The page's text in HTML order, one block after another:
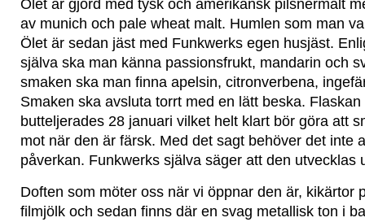
Ölet är gjord med tysk och amerikansk pilsnermalt
av munich och pale wheat malt. Humlen som man
Ölet är sedan jäst med Funkwerks egen husjäst.
själva ska man känna passionsfrukt, mandarin och
smaken ska man finna apelsin, citronverbena,
Smaken ska avsluta torrt med en lätt beska.
butteljerades 28 januari vilket helt klart bör göra att
mot när den är färsk. Med det sagt behöver det inte
påverkan. Funkwerks själva säger att den utvecklas
Doften som möter oss när vi öppnar den är, kikärtor
filmjölk och sedan finns där en svag metallisk ton i